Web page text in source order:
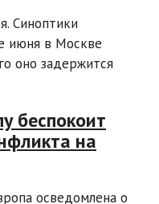
Синоптики
июня в Москве
оно задержится
беспокоит
на
осведомлена о